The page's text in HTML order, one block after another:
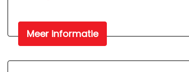
Interieur
Achterbank in delen neerklapbaar
Achterbank verstelbaar
Meer informatie